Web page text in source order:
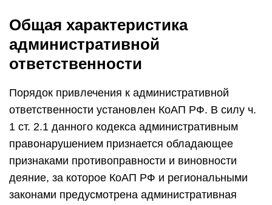
Общая характеристика
административной
ответственности
Порядок привлечения к административной
ответственности установлен КоАП РФ. В силу ч.
1 ст. 2.1 данного кодекса административным
правонарушением признается обладающее
признаками противоправности и виновности
деяние, за которое КоАП РФ и региональными
законами предусмотрена административная